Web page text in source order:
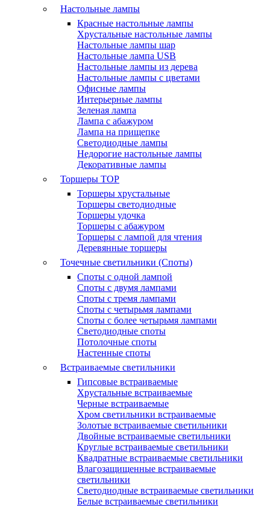
Настольные лампы
Красные настольные лампы
Хрустальные настольные лампы
Настольные лампы шар
Настольные лампа USB
Настольные лампы из дерева
Настольные лампы с цветами
Офисные лампы
Интерьерные лампы
Зеленая лампа
Лампа с абажуром
Лампа на прищепке
Светодиодные лампы
Недорогие настольные лампы
Декоративные лампы
Торшеры TOP
Торшеры хрустальные
Торшеры светодиодные
Торшеры удочка
Торшеры с абажуром
Торшеры с лампой для чтения
Деревянные торшеры
Точечные светильники (Споты)
Споты с одной лампой
Споты с двумя лампами
Споты с тремя лампами
Споты с четырьмя лампами
Споты с более четырьмя лампами
Светодиодные споты
Потолочные споты
Настенные споты
Встраиваемые светильники
Гипсовые встраиваемые
Хрустальные встраиваемые
Черные встраиваемые
Хром светильники встраиваемые
Золотые встраиваемые светильники
Двойные встраиваемые светильники
Круглые встраиваемые светильники
Квадратные встраиваемые светильники
Влагозащищенные встраиваемые
светильники
Светодиодные встраиваемые светильники
Белые встраиваемые светильники